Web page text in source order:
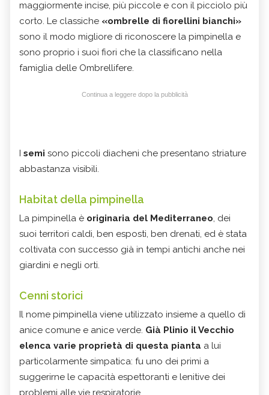
maggiormente incise, più piccole e con il picciolo più
corto. Le classiche «ombrelle di fiorellini bianchi»
sono il modo migliore di riconoscere la pimpinella e
sono proprio i suoi fiori che la classificano nella
famiglia delle Ombrellifere.
Continua a leggere dopo la pubblicità
I semi sono piccoli diacheni che presentano striature
abbastanza visibili.
Habitat della pimpinella
La pimpinella è originaria del Mediterraneo, dei
suoi territori caldi, ben esposti, ben drenati, ed è stata
coltivata con successo già in tempi antichi anche nei
giardini e negli orti.
Cenni storici
Il nome pimpinella viene utilizzato insieme a quello di
anice comune e anice verde. Già Plinio il Vecchio
elenca varie proprietà di questa pianta a lui
particolarmente simpatica: fu uno dei primi a
suggerirne le capacità espettoranti e lenitive dei
problemi alle vie respiratorie.